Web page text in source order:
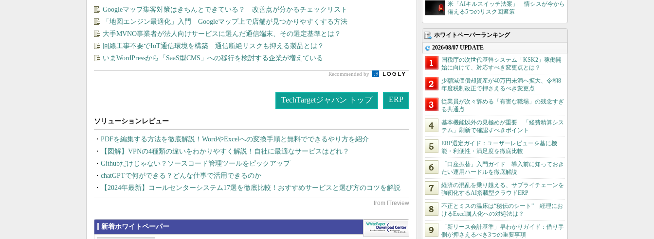
Googleマップ集客対策はきちんとできている？ 改善点が分かるチェックリスト
「地図エンジン最適化」入門 Googleマップ上で店舗が見つかりやすくする方法
大手MVNO事業者が法人向けサービスに選んだ通信端末、その選定基準とは？
回線工事不要でIoT通信環境を構築 通信断絶リスクも抑える製品とは？
いまWordPressから「SaaS型CMS」への移行を検討する企業が増えている...
Recommended by
TechTargetジャパン トップ ERP
PDFを編集する方法を徹底解説！WordやExcelへの変換手順と無料でできるやり方を紹介
【図解】VPNの4種類の違いをわかりやすく解説！自社に最適なサービスはどれ？
Githubだけじゃない？ソースコード管理ツールをピックアップ
chatGPTで何ができる？どんな仕事で活用できるのか
【2024年最新】コールセンターシステム17選を徹底比較！おすすめサービスと選び方のコツを解説
新着ホワイトペーパー
米「AIキルスイッチ法案」 情シスが今から
備える5つのリスク回避策
ホワイトペーパーランキング
2026/08/07 UPDATE
国税庁の次世代基幹システム「KSK2」稼働開
始に向けて、対応すべき変更点とは？
少額減価償却資産が40万円未満へ拡大、令和8
年度税制改正で押さえるべき変更点
従業員が次々辞める「有害な職場」の残念すぎ
る共通点
基本機能以外の見極めが重要 「経費精算シス
テム」刷新で確認すべきポイント
ERP選定ガイド：ユーザーレビューを基に機
能・利便性・満足度を徹底比較
「口座振替」入門ガイド 導入前に知っておき
たい運用ハードルを徹底解説
経済の混乱を乗り越える、サプライチェーンを
強靭化するAI搭載型クラウドERP
不正とミスの温床は“秘伝のシート” 経理にお
けるExcel属人化への対処法は？
「新リース会計基準」早わかりガイド：借り手
側が押さえるべき3つの重要事項